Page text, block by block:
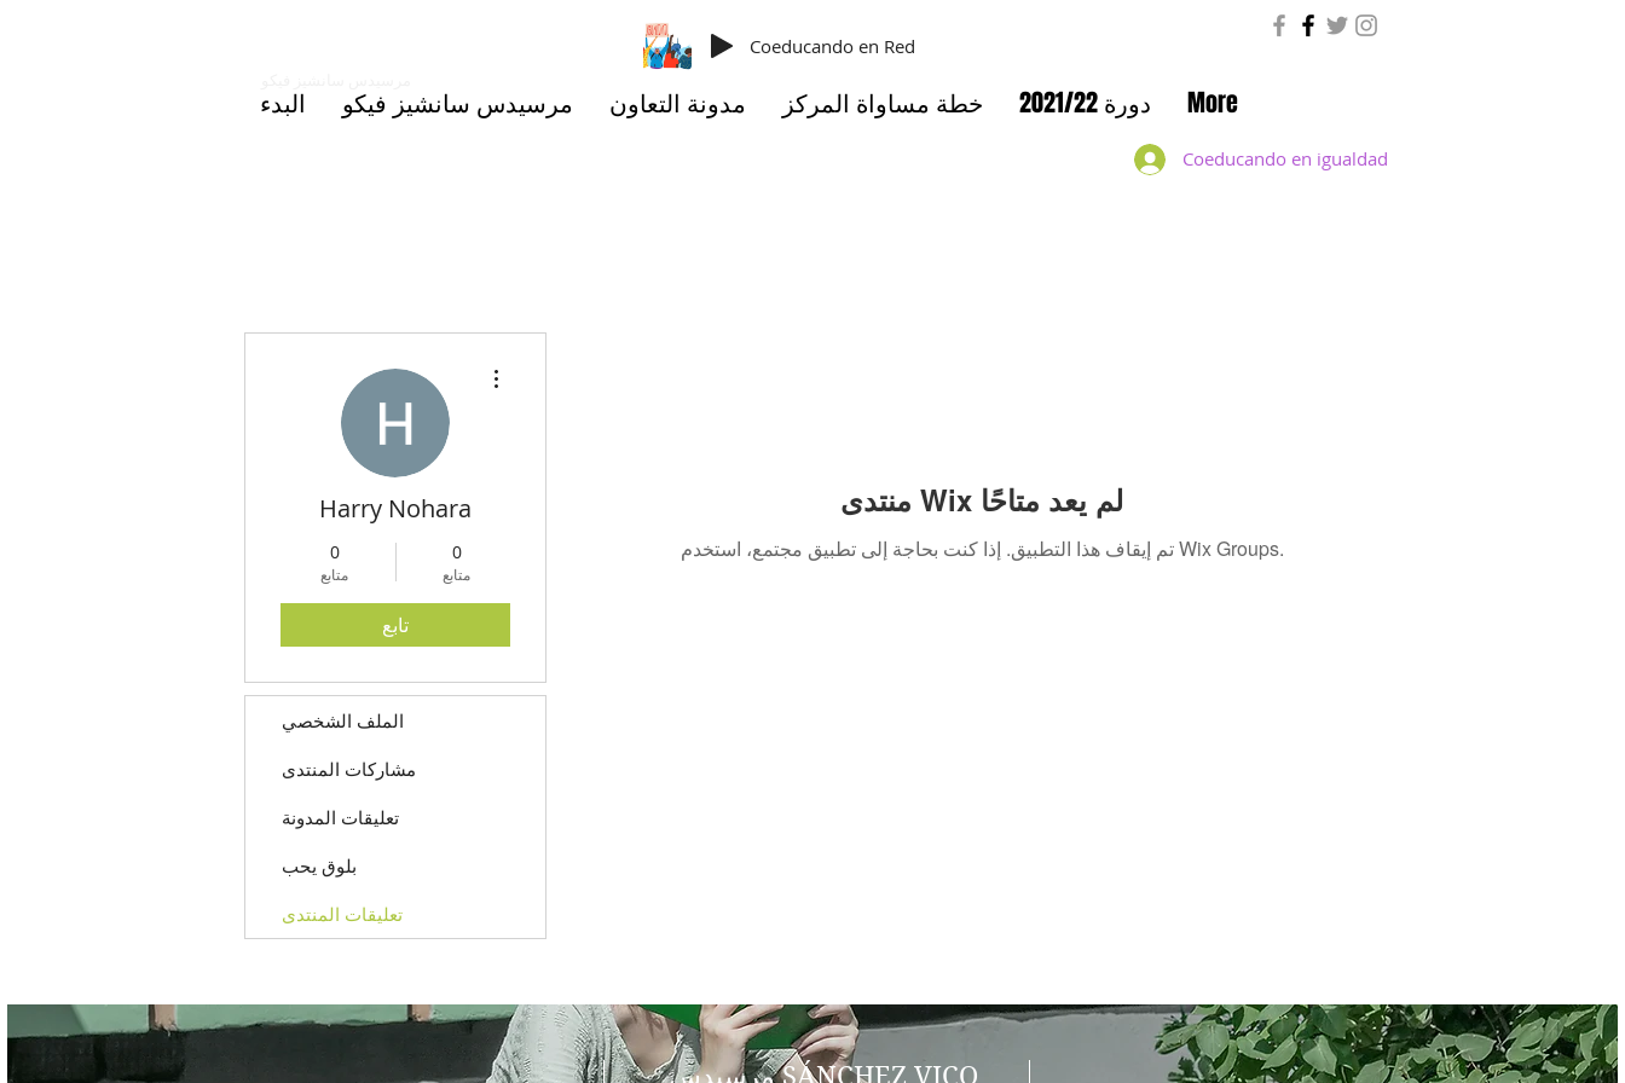
البدء مرسيدس سانشيز فيكو مدونة التعاون خطة مساواة المركز دورة 2021/22 More
Coeducando en igualdad
Coeducando en Red
منتدى Wix لم يعد متاحًا
تم إيقاف هذا التطبيق. إذا كنت بحاجة إلى تطبيق مجتمع، استخدم Wix Groups.
Harry Nohara
0
متابع
0
متابع
تابع
الملف الشخصي
مشاركات المنتدى
تعليقات المدونة
بلوق يحب
تعليقات المنتدى
مرسيدس SÁNCHEZ VICO